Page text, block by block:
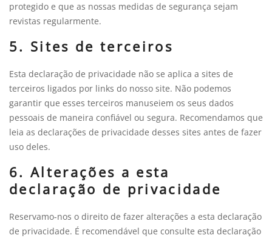
protegido e que as nossas medidas de segurança sejam
revistas regularmente.
5. Sites de terceiros
Esta declaração de privacidade não se aplica a sites de
terceiros ligados por links do nosso site. Não podemos
garantir que esses terceiros manuseiem os seus dados
pessoais de maneira confiável ou segura. Recomendamos que
leia as declarações de privacidade desses sites antes de fazer
uso deles.
6. Alterações a esta
declaração de privacidade
Reservamo-nos o direito de fazer alterações a esta declaração
de privacidade. É recomendável que consulte esta declaração